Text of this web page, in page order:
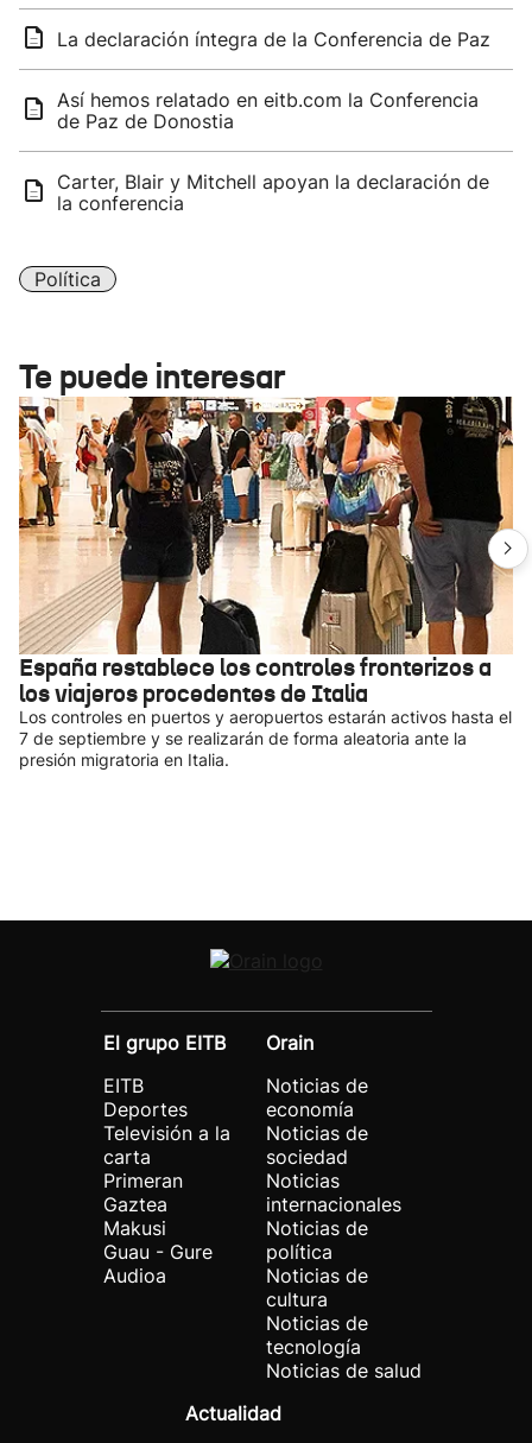
La declaración íntegra de la Conferencia de Paz
Así hemos relatado en eitb.com la Conferencia
de Paz de Donostia
Carter, Blair y Mitchell apoyan la declaración de
la conferencia
Política
Te puede interesar
España restablece los controles fronterizos a
los viajeros procedentes de Italia
Los controles en puertos y aeropuertos estarán activos hasta el
7 de septiembre y se realizarán de forma aleatoria ante la
presión migratoria en Italia.
El grupo EITB
EITB
Deportes
Televisión a la
carta
Primeran
Gaztea
Makusi
Guau - Gure
Audioa
Orain
Noticias de
economía
Noticias de
sociedad
Noticias
internacionales
Noticias de
política
Noticias de
cultura
Noticias de
tecnología
Noticias de salud
Actualidad